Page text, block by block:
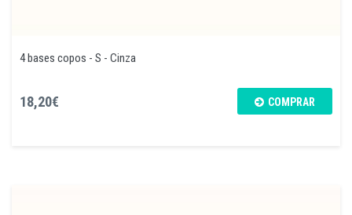
4 bases copos - S - Cinza
18,20€ COMPRAR